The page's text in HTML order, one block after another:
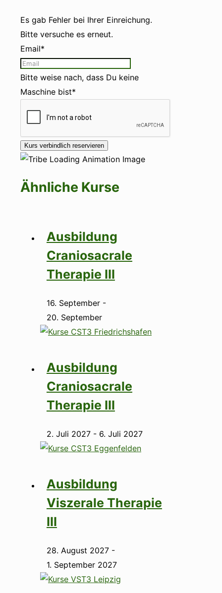
Es gab Fehler bei Ihrer Einreichung.
Bitte versuche es erneut.
Email*
Bitte weise nach, dass Du keine
Maschine bist*
Ähnliche Kurse
Ausbildung
Craniosacrale
Therapie III
16. September-
20. September
Ausbildung
Craniosacrale
Therapie III
2. Juli 2027- 6. Juli 2027
Ausbildung
Viszerale Therapie
III
28. August 2027-
1. September 2027